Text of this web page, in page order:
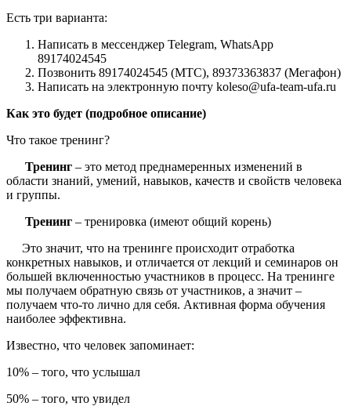
Есть три варианта:
Написать в мессенджер Telegram, WhatsApp
89174024545
Позвонить 89174024545 (МТС), 89373363837 (Мегафон)
Написать на электронную почту koleso@ufa-team-ufa.ru
Как это будет (подробное описание)
Что такое тренинг?
Тренинг – это метод преднамеренных изменений в
области знаний, умений, навыков, качеств и свойств человека
и группы.
Тренинг – тренировка (имеют общий корень)
Это значит, что на тренинге происходит отработка
конкретных навыков, и отличается от лекций и семинаров он
большей включенностью участников в процесс. На тренинге
мы получаем обратную связь от участников, а значит –
получаем что-то лично для себя. Активная форма обучения
наиболее эффективна.
Известно, что человек запоминает:
10% – того, что услышал
50% – того, что увидел